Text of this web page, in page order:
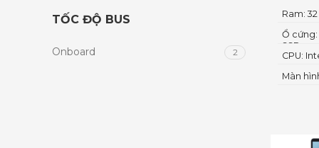
TỐC ĐỘ BUS
Onboard 2
Màn
CPU:
Ổ cứng:
SSD
Ram: